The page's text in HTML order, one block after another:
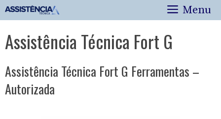
Pular
para
conteúdo
Menu
Assistência Técnica Fort G
Assistência Técnica Fort G Ferramentas –
Autorizada